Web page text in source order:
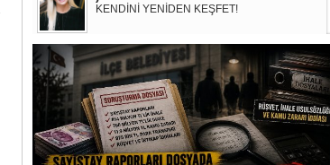
KENDİNİ YENİDEN KEŞFET!
MURAT KÜÇÜK
SMA HASTALIĞINA KARŞI DEVLET DESTEĞİ
ŞART